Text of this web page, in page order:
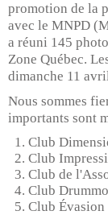
promotion de la
avec le MNPD
a réuni 145
Zone Québec.
dimanche 11
Nous sommes
importants sont
Club
Club
Club de
Club
Club